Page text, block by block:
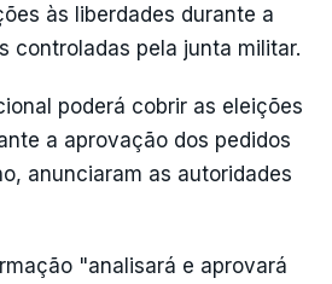
às liberdades durante a
controladas pela junta militar.
poderá cobrir as eleições
a aprovação dos pedidos
anunciaram as autoridades
"analisará e aprovará